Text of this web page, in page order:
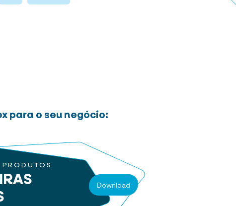
para o seu negócio:
Download